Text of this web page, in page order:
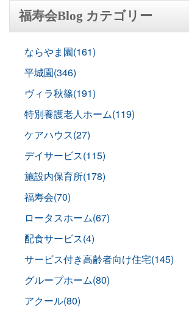
福寿会Blog カテゴリー
ならやま園(161)
平城園(346)
ヴィラ秋篠(191)
特別養護老人ホーム(119)
ケアハウス(27)
デイサービス(115)
施設内保育所(178)
福寿会(70)
ロータスホーム(67)
配食サービス(4)
サービス付き高齢者向け住宅(145)
グループホーム(80)
アクール(80)